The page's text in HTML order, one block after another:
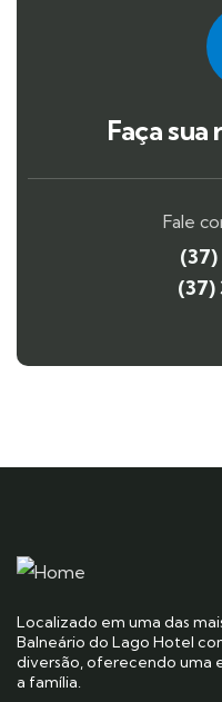
Faça
Fale
(37)
(37)
Localizado em uma das
Balneário do Lago Hotel
diversão, oferecendo uma
a família.